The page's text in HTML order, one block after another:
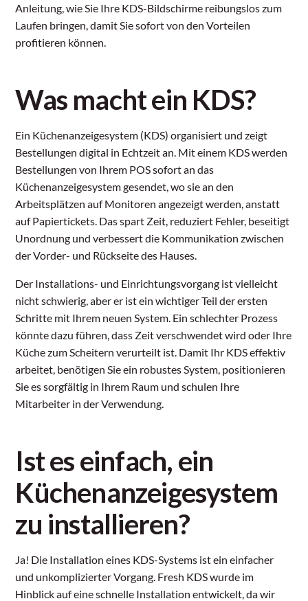
Anleitung, wie Sie Ihre KDS-Bildschirme reibungslos zum
Laufen bringen, damit Sie sofort von den Vorteilen
profitieren können.
Was macht ein KDS?
Ein Küchenanzeigesystem (KDS) organisiert und zeigt
Bestellungen digital in Echtzeit an. Mit einem KDS werden
Bestellungen von Ihrem POS sofort an das
Küchenanzeigesystem gesendet, wo sie an den
Arbeitsplätzen auf Monitoren angezeigt werden, anstatt
auf Papiertickets. Das spart Zeit, reduziert Fehler, beseitigt
Unordnung und verbessert die Kommunikation zwischen
der Vorder- und Rückseite des Hauses.
Der Installations- und Einrichtungsvorgang ist vielleicht
nicht schwierig, aber er ist ein wichtiger Teil der ersten
Schritte mit Ihrem neuen System. Ein schlechter Prozess
könnte dazu führen, dass Zeit verschwendet wird oder Ihre
Küche zum Scheitern verurteilt ist. Damit Ihr KDS effektiv
arbeitet, benötigen Sie ein robustes System, positionieren
Sie es sorgfältig in Ihrem Raum und schulen Ihre
Mitarbeiter in der Verwendung.
Ist es einfach, ein
Küchenanzeigesystem
zu installieren?
Ja! Die Installation eines KDS-Systems ist ein einfacher
und unkomplizierter Vorgang. Fresh KDS wurde im
Hinblick auf eine schnelle Installation entwickelt, da wir